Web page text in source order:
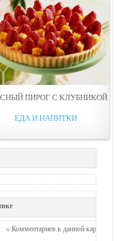
ПИРОГ С КЛУБНИКОЙ
ЕДА И НАПИТКИ
Комментариев к данной картинке